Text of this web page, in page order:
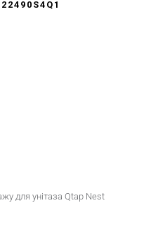
для унітаза Qtap Nest